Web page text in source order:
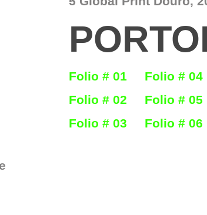
Folio # 01 Folio # 04
Folio # 02
Folio # 05
Folio # 03
Folio # 06